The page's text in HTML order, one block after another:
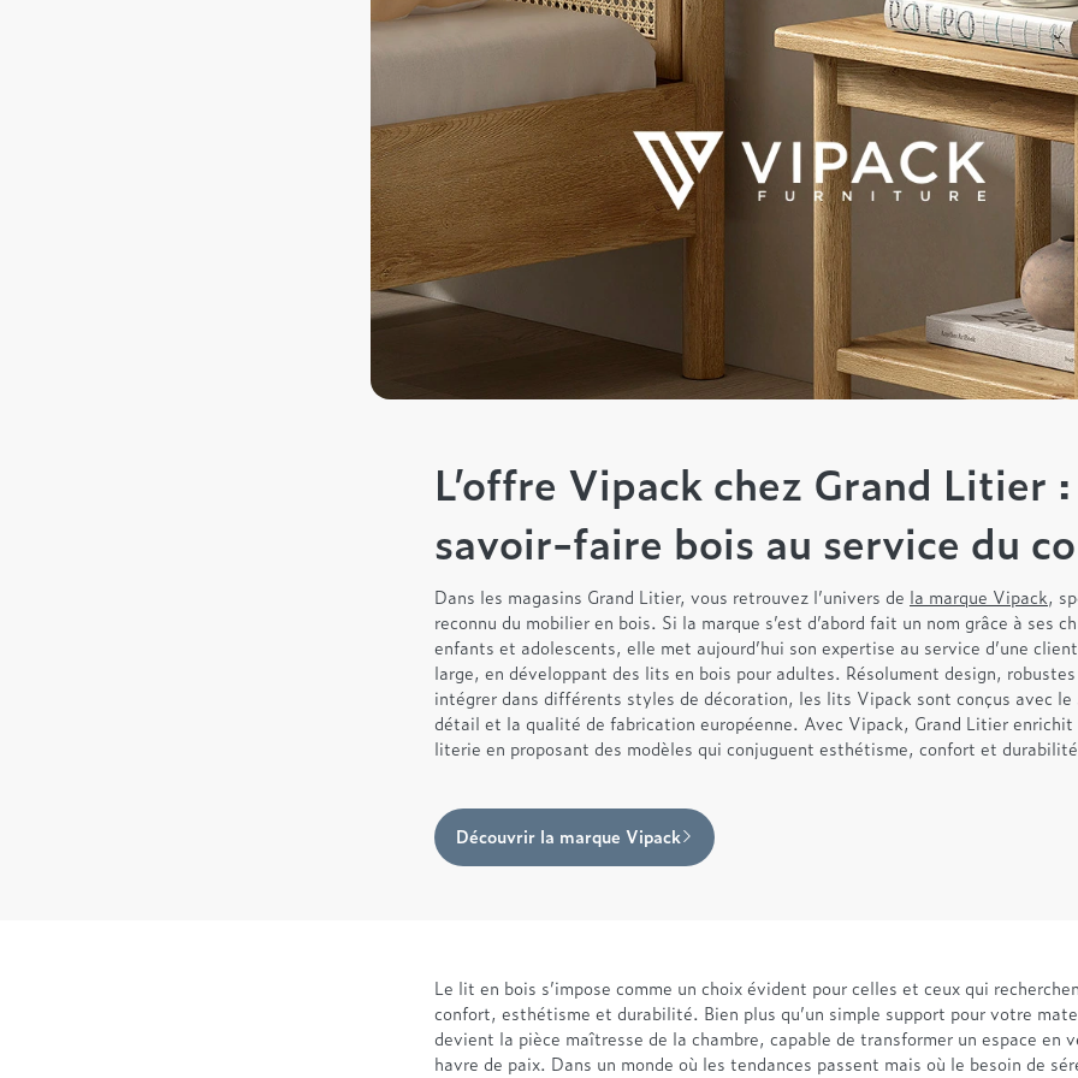
L’offre Vipack chez Grand Litier
savoir-faire bois au service du
Dans les magasins Grand Litier, vous retrouvez l’univers de la marque Vipack,
reconnu du mobilier en bois. Si la marque s’est d’abord fait un nom grâce à ses
enfants et adolescents, elle met aujourd’hui son expertise au service d’une
large, en développant des lits en bois pour adultes. Résolument design,
intégrer dans différents styles de décoration, les lits Vipack sont conçus avec le
détail et la qualité de fabrication européenne. Avec Vipack, Grand Litier
literie en proposant des modèles qui conjuguent esthétisme, confort et
Découvrir la marque Vipack
Le lit en bois s’impose comme un choix évident pour celles et ceux qui
confort, esthétisme et durabilité. Bien plus qu’un simple support pour votre
devient la pièce maîtresse de la chambre, capable de transformer un espace en
havre de paix. Dans un monde où les tendances passent mais où le besoin de